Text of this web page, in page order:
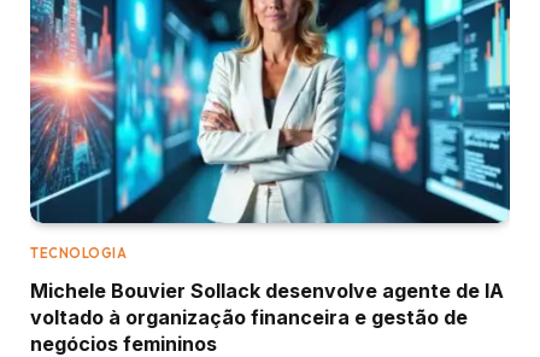
TECNOLOGIA
Michele Bouvier Sollack desenvolve agente de IA
voltado à organização financeira e gestão de
negócios femininos